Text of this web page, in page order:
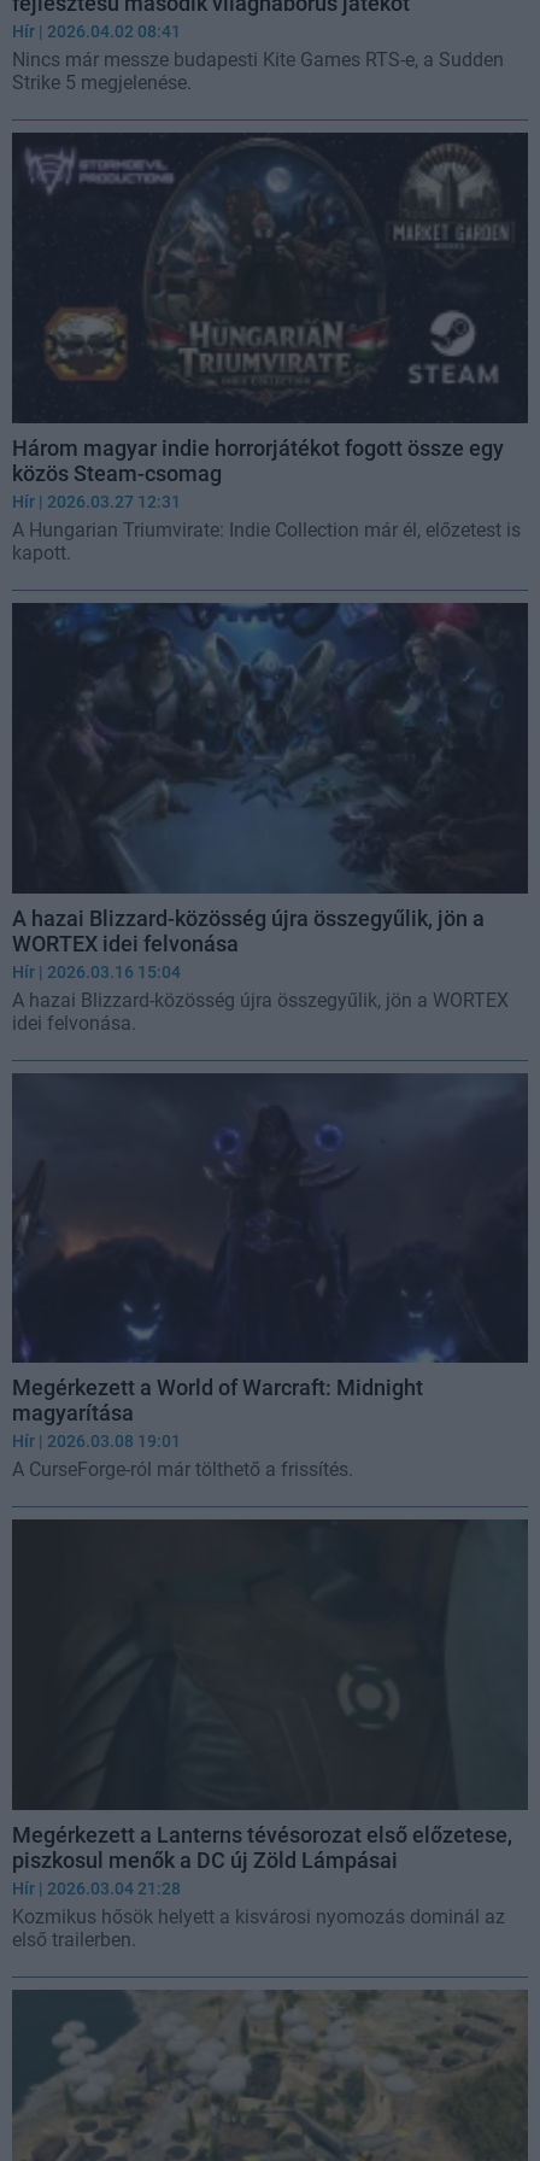
Hír | 2026.04.02 08:41
Nincs már messze budapesti Kite Games RTS-e, a Sudden
Strike 5 megjelenése.
Három magyar indie horrorjátékot fogott össze egy
közös Steam-csomag
Hír | 2026.03.27 12:31
A Hungarian Triumvirate: Indie Collection már él, előzetest is
kapott.
A hazai Blizzard-közösség újra összegyűlik, jön a
WORTEX idei felvonása
Hír | 2026.03.16 15:04
A hazai Blizzard-közösség újra összegyűlik, jön a WORTEX
idei felvonása.
Megérkezett a World of Warcraft: Midnight
magyarítása
Hír | 2026.03.08 19:01
A CurseForge-ról már tölthető a frissítés.
Megérkezett a Lanterns tévésorozat első előzetese,
piszkosul menők a DC új Zöld Lámpásai
Hír | 2026.03.04 21:28
Kozmikus hősök helyett a kisvárosi nyomozás dominál az
első trailerben.